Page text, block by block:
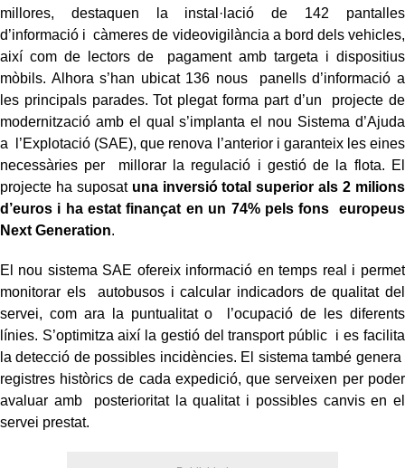
millores, destaquen la instal·lació de 142 pantalles
d’informació i càmeres de videovigilància a bord dels vehicles,
així com de lectors de pagament amb targeta i dispositius
mòbils. Alhora s’han ubicat 136 nous panells d’informació a
les principals parades. Tot plegat forma part d’un projecte de
modernització amb el qual s’implanta el nou Sistema d’Ajuda
a l’Explotació (SAE), que renova l’anterior i garanteix les eines
necessàries per millorar la regulació i gestió de la flota. El
projecte ha suposat una inversió total superior als 2 milions
d’euros i ha estat finançat en un 74% pels fons europeus
Next Generation.
El nou sistema SAE ofereix informació en temps real i permet
monitorar els autobusos i calcular indicadors de qualitat del
servei, com ara la puntualitat o l’ocupació de les diferents
línies. S’optimitza així la gestió del transport públic i es facilita
la detecció de possibles incidències. El sistema també genera
registres històrics de cada expedició, que serveixen per poder
avaluar amb posterioritat la qualitat i possibles canvis en el
servei prestat.